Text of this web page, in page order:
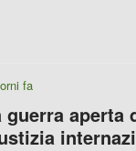
fa
guerra aperta